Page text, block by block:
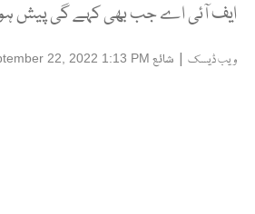
ایف آئی اے جب بھی کہے گی پیش
ویب ڈیسک | شائع 22, 2022 1:13 PM